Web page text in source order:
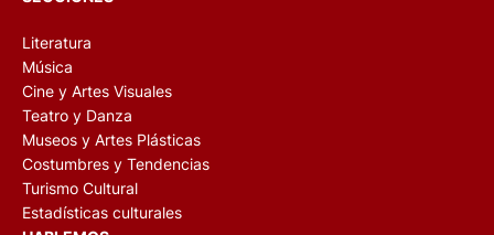
Literatura
Música
Cine y Artes Visuales
Teatro y Danza
Museos y Artes Plásticas
Costumbres y Tendencias
Turismo Cultural
Estadísticas culturales